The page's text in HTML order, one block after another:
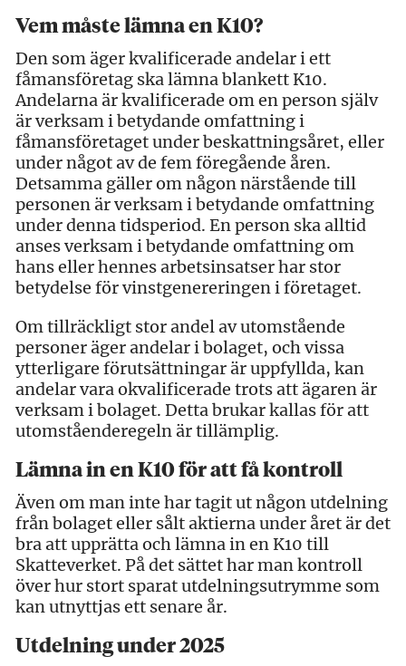
Vem måste lämna en K10?
Den som äger kvalificerade andelar i ett
fåmansföretag ska lämna blankett K10.
Andelarna är kvalificerade om en person själv
är verksam i betydande omfattning i
fåmansföretaget under beskattningsåret, eller
under något av de fem föregående åren.
Detsamma gäller om någon närstående till
personen är verksam i betydande omfattning
under denna tidsperiod. En person ska alltid
anses verksam i betydande omfattning om
hans eller hennes arbetsinsatser har stor
betydelse för vinstgenereringen i företaget.
Om tillräckligt stor andel av utomstående
personer äger andelar i bolaget, och vissa
ytterligare förutsättningar är uppfyllda, kan
andelar vara okvalificerade trots att ägaren är
verksam i bolaget. Detta brukar kallas för att
utomståenderegeln är tillämplig.
Lämna in en K10 för att få kontroll
Även om man inte har tagit ut någon utdelning
från bolaget eller sålt aktierna under året är det
bra att upprätta och lämna in en K10 till
Skatteverket. På det sättet har man kontroll
över hur stort sparat utdelningsutrymme som
kan utnyttjas ett senare år.
Utdelning under 2025